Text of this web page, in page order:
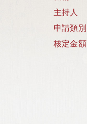
主持人
申請類別
核定金額